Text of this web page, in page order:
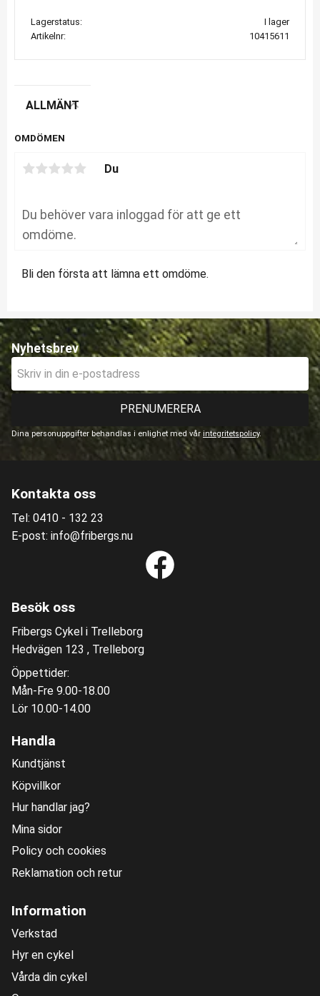
Lagerstatus
I lager
Artikelnr
10415611
ALLMÄNT
OMDÖMEN
Du
Bli den första att lämna ett omdöme.
Nyhetsbrev
PRENUMERERA
Dina personuppgifter behandlas i enlighet med vår integritetspolicy.
Kontakta oss
Tel: 0410 - 132 23
E-post: info@fribergs.nu
Besök oss
Fribergs Cykel i Trelleborg
Hedvägen 123 , Trelleborg
Öppettider:
Mån-Fre 9.00-18.00
Lör 10.00-14.00
Handla
Kundtjänst
Köpvillkor
Hur handlar jag?
Mina sidor
Policy och cookies
Reklamation och retur
Information
Verkstad
Hyr en cykel
Vårda din cykel